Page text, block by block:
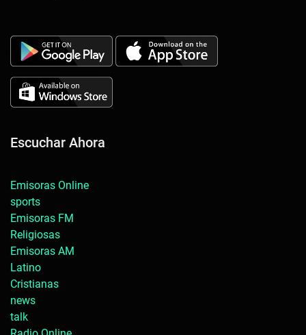
Escuchar Ahora
Emisoras Online
sports
Emisoras FM
Religiosas
Emisoras AM
Latino
Cristianas
news
talk